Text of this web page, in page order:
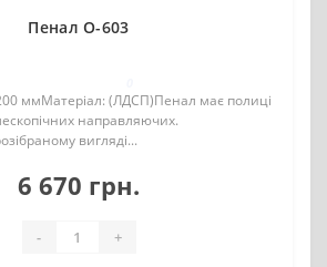
Пенал О-603
ммМатеріал: (ЛДСП)Пенал має полиці
направляючих.
вигляді...
6 670 грн.
- +